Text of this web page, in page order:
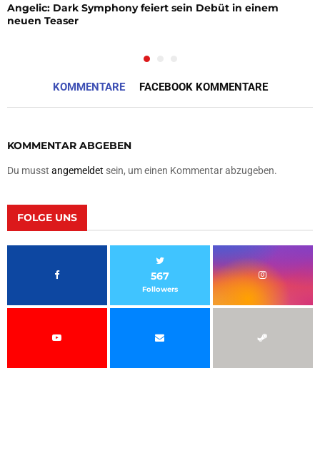
Angelic: Dark Symphony feiert sein Debüt in einem
neuen Teaser
KOMMENTARE FACEBOOK KOMMENTARE
KOMMENTAR ABGEBEN
Du musst angemeldet sein, um einen Kommentar abzugeben.
FOLGE UNS
567
Followers